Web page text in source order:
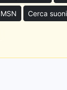
Cerca